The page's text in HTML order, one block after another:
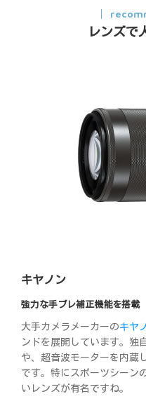
レンズで
キヤノン
強力な手ブレ補正機能を搭載
大手カメラメーカーのキヤ
ンドを展開しています。独
や、超音波モーターを内蔵
です。特にスポーツシーン
いレンズが有名ですね。